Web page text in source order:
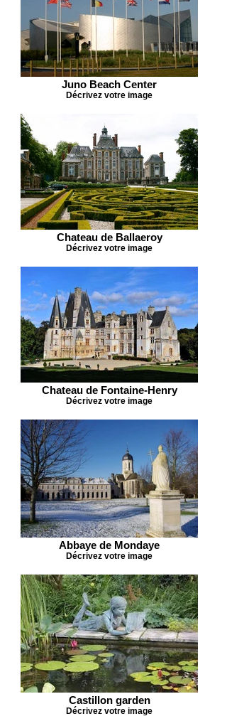
Juno Beach Center
Décrivez votre image
Chateau de Ballaeroy
Décrivez votre image
Chateau de Fontaine-Henry
Décrivez votre image
Abbaye de Mondaye
Décrivez votre image
Castillon garden
Décrivez votre image